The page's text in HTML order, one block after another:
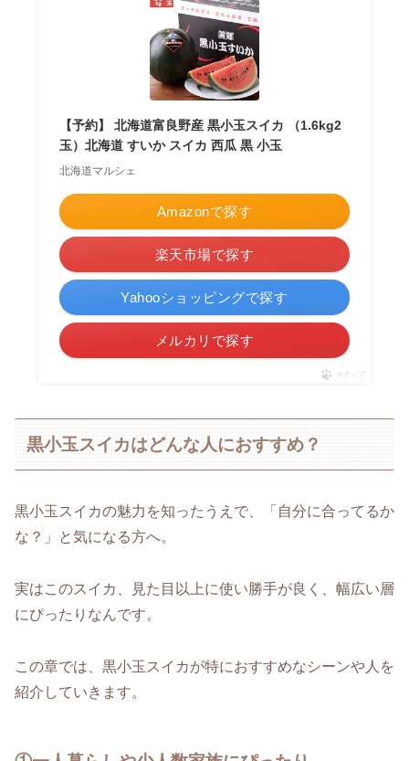
【予約】 北海道富良野産 黒小玉スイカ （1.6kg2
玉）北海道 すいか スイカ 西瓜 黒 小玉
北海道マルシェ
Amazonで探す
楽天市場で探す
Yahooショッピングで探す
メルカリで探す
ポチップ
黒小玉スイカはどんな人におすすめ？
黒小玉スイカの魅力を知ったうえで、「自分に合ってるか
な？」と気になる方へ。
実はこのスイカ、見た目以上に使い勝手が良く、幅広い層
にぴったりなんです。
この章では、黒小玉スイカが特におすすめなシーンや人を
紹介していきます。